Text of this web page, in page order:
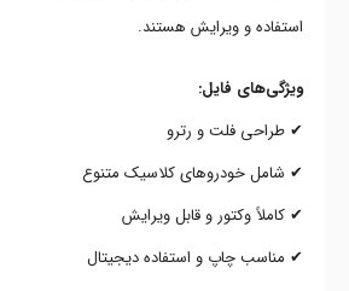
استفاده و ویرایش هستند.
ویژگی‌های فایل:
✔ طراحی فلت و رترو
✔ شامل خودروهای کلاسیک متنوع
✔ کاملاً وکتور و قابل ویرایش
✔ مناسب چاپ و استفاده دیجیتال